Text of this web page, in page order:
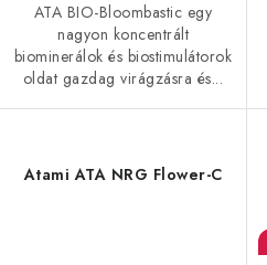
ATA BIO-Bloombastic egy
nagyon koncentrált
biominerálok és biostimulátorok
oldat gazdag virágzásra és...
Atami ATA NRG Flower-C